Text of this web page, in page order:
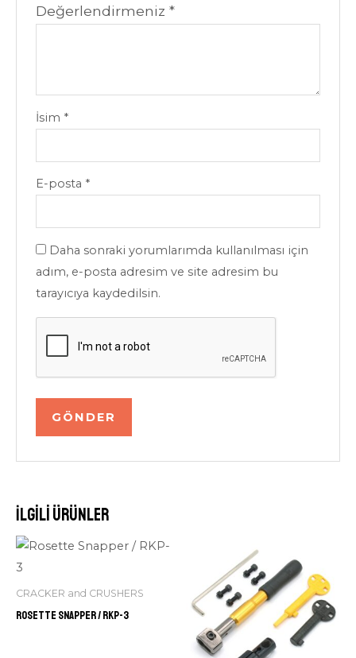
Değerlendirmeniz*
İsim *
E-posta *
Daha sonraki yorumlarımda kullanılması için
adım, e-posta adresim ve site adresim bu
tarayıcıya kaydedilsin.
İlgili ürünler
CRACKER and CRUSHERS
Rosette Snapper / RKP-3